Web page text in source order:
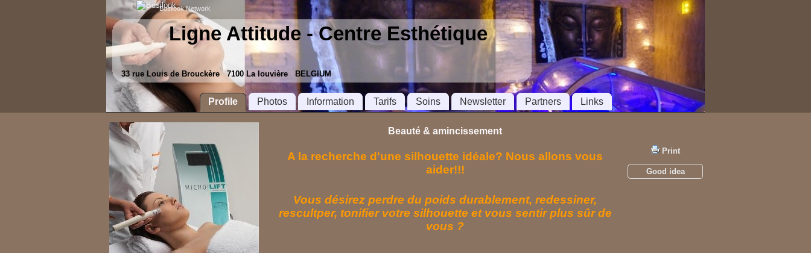
Busilook Network
Ligne Attitude - Centre Esthétique
33 rue Louis de Brouckère 7100 La louvière BELGIUM
Profile Photos Information Tarifs Soins Newsletter Partners Links
Print
Good idea
Beauté & amincissement
A la recherche d'une silhouette idéale? Nous allons vous
aider!!!
Vous désirez perdre du poids durablement, redessiner,
rescultper, tonifier votre silhouette et vous sentir plus sûr de
vous ?